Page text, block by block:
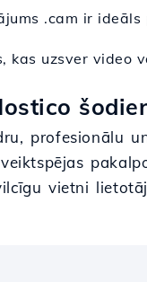
.cam ir
kas uzsver video
profesionālu
vietni